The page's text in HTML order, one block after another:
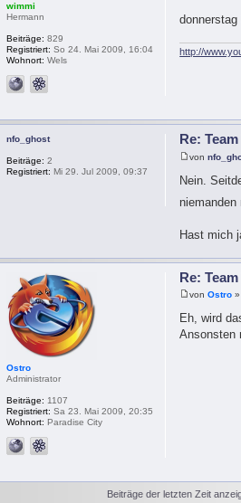
http://
wimmi
Hermann
Beiträge: 829
Registriert: So 24. Mai 2009, 16:04
Wohnort: Wels
Re:
von
Nein.
Hast mich
nfo_ghost
Beiträge: 2
Registriert: Mi 29. Jul 2009, 09:37
Re:
vonOstro
Eh, wird
Ansonsten
Ostro
Administrator
Beiträge: 1107
Registriert: Sa 23. Mai 2009, 20:35
Wohnort: Paradise City
Beiträge der letzten Zeit